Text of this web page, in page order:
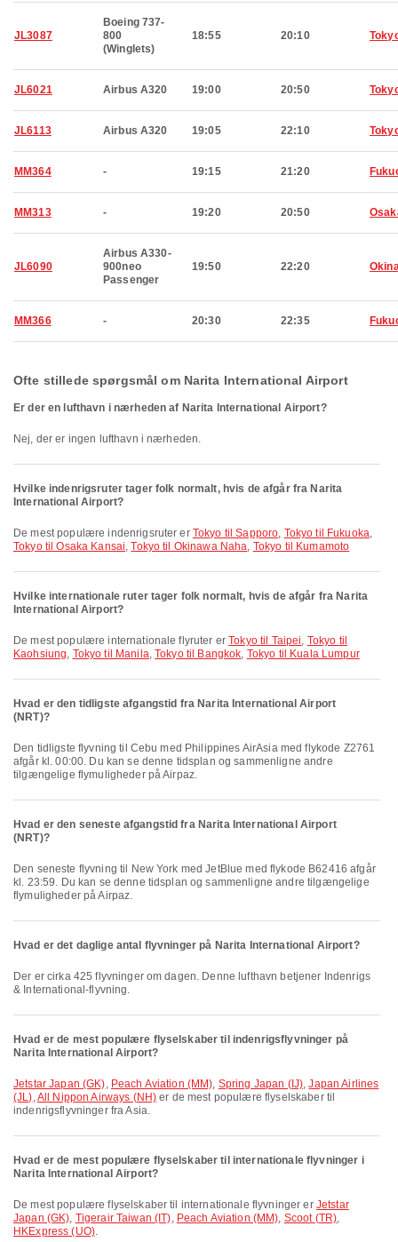
JL3087
Boeing 737-
800
(Winglets)
18:55 20:10
JL6021 Airbus A320 19:00 20:50
JL6113 Airbus A320 19:05 22:10
MM364 - 19:15 21:20
MM313 - 19:20 20:50
JL6090
Airbus A330-
900neo
Passenger
19:50 22:20
MM366 - 20:30 22:35
Ofte stillede spørgsmål om Narita International Airport
Er der en lufthavn i nærheden af Narita International Airport?
Nej, der er ingen lufthavn i nærheden.
Hvilke indenrigsruter tager folk normalt, hvis de afgår fra Narita
International Airport?
De mest populære indenrigsruter er Tokyo til Sapporo, Tokyo til Fukuoka,
Tokyo til Osaka Kansai,Tokyo til Okinawa Naha, Tokyo til Kumamoto
Hvilke internationale ruter tager folk normalt, hvis de afgår fra Narita
International Airport?
De mest populære internationale flyruter erTokyo til Taipei, Tokyo til
Kaohsiung, Tokyo til Manila,Tokyo til Bangkok, Tokyo til Kuala Lumpur
Hvad er den tidligste afgangstid fra Narita International Airport
(NRT)?
Den tidligste flyvning til Cebu med Philippines AirAsia med flykode Z2761
afgår kl. 00:00. Du kan se denne tidsplan og sammenligne andre
tilgængelige flymuligheder på Airpaz.
Hvad er den seneste afgangstid fra Narita International Airport
(NRT)?
Den seneste flyvning til New York med JetBlue med flykode B62416 afgår
kl. 23:59. Du kan se denne tidsplan og sammenligne andre tilgængelige
flymuligheder på Airpaz.
Hvad er det daglige antal flyvninger på Narita International Airport?
Der er cirka 425 flyvninger om dagen. Denne lufthavn betjener Indenrigs
& International-flyvning.
Hvad er de mest populære flyselskaber til indenrigsflyvninger på
Narita International Airport?
Jetstar Japan (GK), Peach Aviation (MM), Spring Japan (IJ),Japan Airlines
(JL),All Nippon Airways (NH) er de mest populære flyselskaber til
indenrigsflyvninger fra Asia.
Hvad er de mest populære flyselskaber til internationale flyvninger i
Narita International Airport?
De mest populære flyselskaber til internationale flyvninger er Jetstar
Japan (GK), Tigerair Taiwan (IT), Peach Aviation (MM), Scoot (TR),
HKExpress (UO).